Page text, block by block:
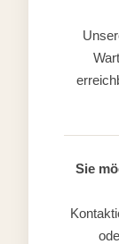
Sie